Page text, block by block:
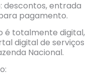
descontos, entrada
pagamento.
é totalmente digital,
digital de serviços
Nacional.